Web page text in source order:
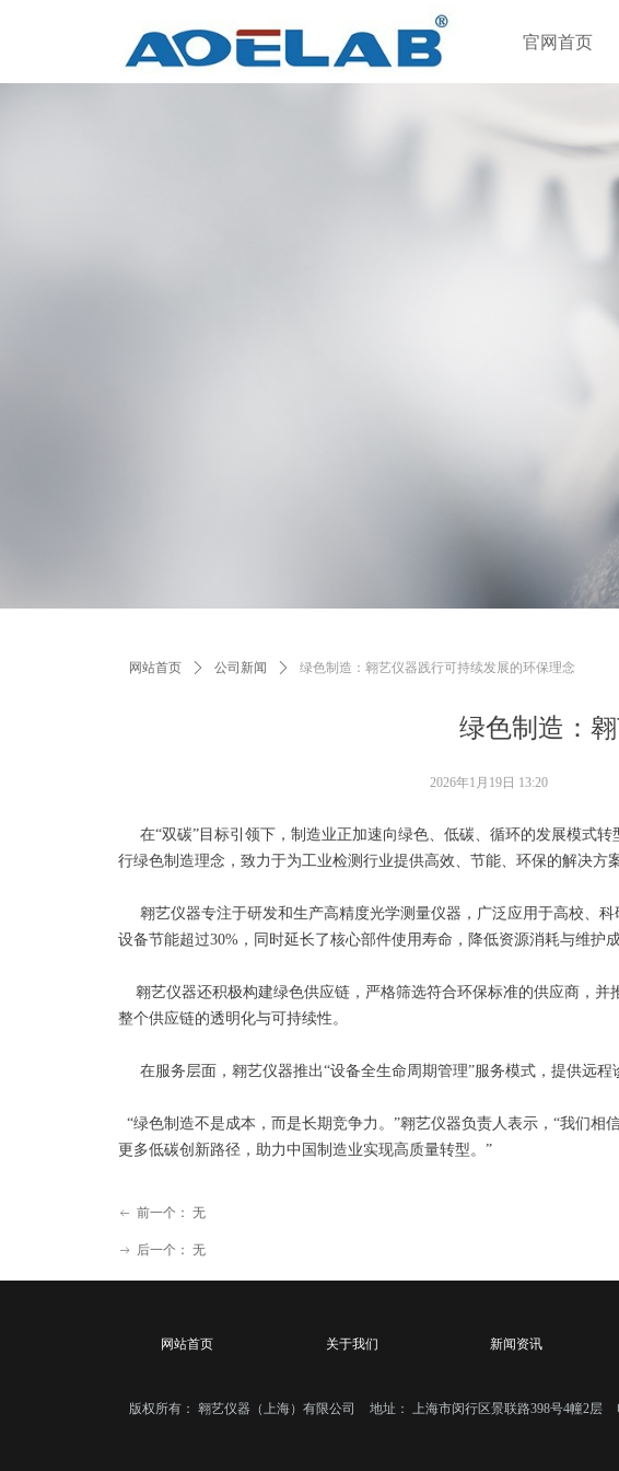
官网首页
绿色制造：
网站首页 ꄲ 公司新闻 ꄲ 绿色制造：翱艺仪器践行可持续发展的环保理念
在“双碳”目标引领下，制造业正加速向绿色、低碳、循环的发展模式
行绿色制造理念，致力于为工业检测行业提供高效、节能、环保的解决方案
翱艺仪器专注于研发和生产高精度光学测量仪器，广泛应用于高校、
设备节能超过30%，同时延长了核心部件使用寿命，降低资源消耗与维护成
翱艺仪器还积极构建绿色供应链，严格筛选符合环保标准的供应商，并
整个供应链的透明化与可持续性。
在服务层面，翱艺仪器推出“设备全生命周期管理”服务模式，提供远程
“绿色制造不是成本，而是长期竞争力。”翱艺仪器负责人表示，“我们
更多低碳创新路径，助力中国制造业实现高质量转型。”
2026年1月19日 13:20
ꂃ 前一个： 无
ꁹ 后一个： 无
版权所有： 翱艺仪器（上海）有限公司 地址： 上海市闵行区景联路398号4幢2层
网站首页 关于我们 新闻资讯